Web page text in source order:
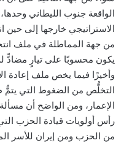
الواقعة جنوب الليطاني
الاستراتيجي خارجها إلى حين
من جهة المماطلة في ملف
يكون محسوبًا على تيارٍ مضادٍّ
وأخيرًا فيما يخص ملف إعادة
التخلُّص من الضغوط التي يتمُّ
الإعمار، ومن الواضح أن
رأس أولويات قيادة الحزب
من الحزب ومن إيران للأسر